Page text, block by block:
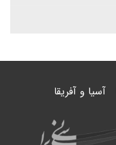
آسیا و آفریقا